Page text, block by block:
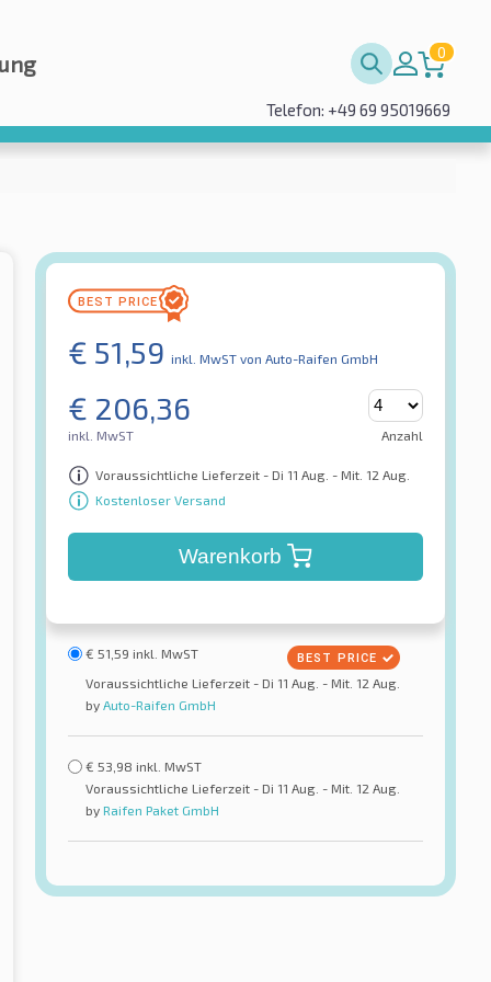
0
Telefon: +49 69 95019669
€ 51,59 inkl. MwST von Auto-Raifen GmbH
€ 206,36
inkl. MwST Anzahl
Voraussichtliche Lieferzeit - Di 11 Aug. - Mit. 12 Aug.
Kostenloser Versand
Warenkorb
€ 51,59 inkl. MwST
Voraussichtliche Lieferzeit - Di 11 Aug. - Mit. 12 Aug.
by Auto-Raifen GmbH
€ 53,98 inkl. MwST
Voraussichtliche Lieferzeit - Di 11 Aug. - Mit. 12 Aug.
by Raifen Paket GmbH